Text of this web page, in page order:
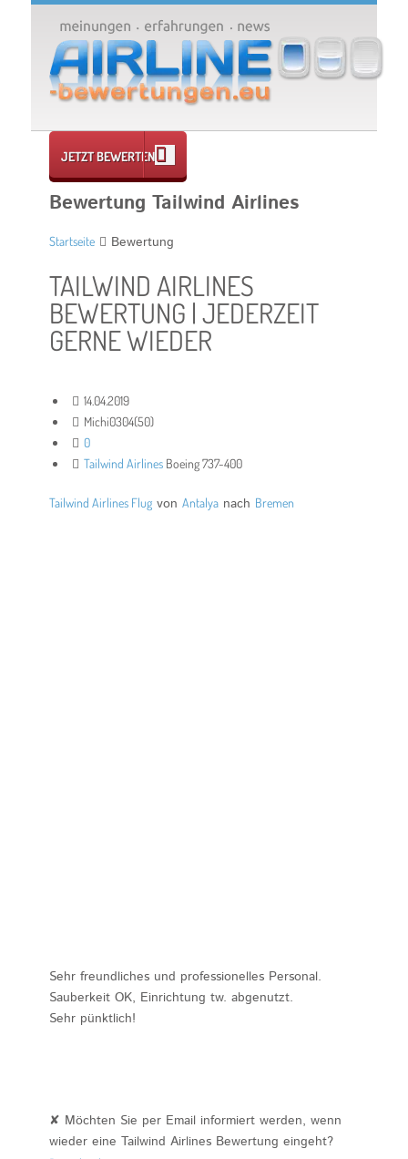
JETZT BEWERTEN
Bewertung Tailwind Airlines
Startseite Bewertung
TAILWIND AIRLINES
BEWERTUNG | JEDERZEIT
GERNE WIEDER
14.04.2019
Michi0304(50)
0
Tailwind AirlinesBoeing 737-400
Tailwind Airlines Flug von Antalya nach Bremen
Sehr freundliches und professionelles Personal.
Sauberkeit OK, Einrichtung tw. abgenutzt.
Sehr pünktlich!
✘ Möchten Sie per Email informiert werden, wenn
wieder eine Tailwind Airlines Bewertung eingeht?